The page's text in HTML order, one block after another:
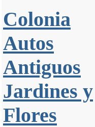
Colonia
Autos
Antiguos
Jardines y
Flores